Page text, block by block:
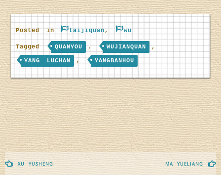
Posted in taijiquan, wu
Tagged QUANYOU , WUJIANQUAN
,
YANG LUCHAN
, YANGBANHOU
Navegación
XU YUSHENG MA YUELIANG